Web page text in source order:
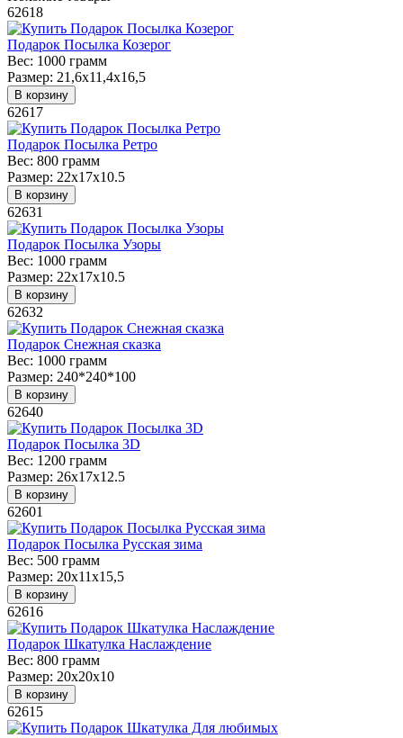
62618
Подарок Посылка Козерог
Вес: 1000 грамм
Размер: 21,6x11,4x16,5
В корзину
62617
Подарок Посылка Ретро
Вес: 800 грамм
Размер: 22х17х10.5
В корзину
62631
Подарок Посылка Узоры
Вес: 1000 грамм
Размер: 22х17х10.5
В корзину
62632
Подарок Снежная сказка
Вес: 1000 грамм
Размер: 240*240*100
В корзину
62640
Подарок Посылка 3D
Вес: 1200 грамм
Размер: 26х17х12.5
В корзину
62601
Подарок Посылка Русская зима
Вес: 500 грамм
Размер: 20х11х15,5
В корзину
62616
Подарок Шкатулка Наслаждение
Вес: 800 грамм
Размер: 20х20х10
В корзину
62615